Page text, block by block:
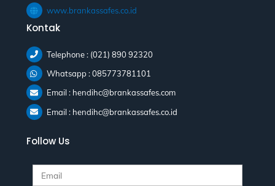
www.brankassafes.co.id
Kontak
Telephone : (021) 890 92320
Whatsapp : 085773781101
Email : hendihc@brankassafes.com
Email : hendihc@brankassafes.co.id
Follow Us